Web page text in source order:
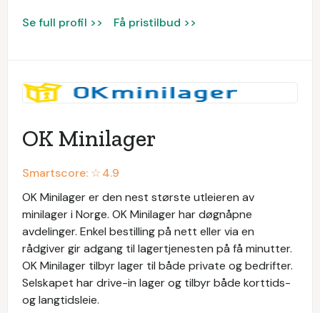
Se full profil >> Få pristilbud >>
OK Minilager
Smartscore: ☆4.9
OK Minilager er den nest største utleieren av
minilager i Norge. OK Minilager har døgnåpne
avdelinger. Enkel bestilling på nett eller via en
rådgiver gir adgang til lagertjenesten på få minutter.
OK Minilager tilbyr lager til både private og bedrifter.
Selskapet har drive-in lager og tilbyr både korttids-
og langtidsleie.